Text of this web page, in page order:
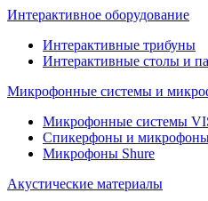
Интерактивное оборудование
Интерактивные трибуны
Интерактивные столы и
Микрофонные системы и
Микрофонные системы
Спикерфоны и
Микрофоны Shure
Акустические материалы